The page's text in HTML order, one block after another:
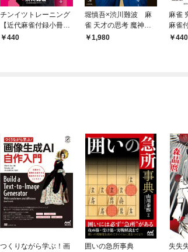
チンイツトレーニング
【近代麻雀付録小冊子
シリーズ】
440
堀慎吾×渋川難波 麻
雀 天才の思考 魔神の
選択1,980
麻雀
麻雀
ズ】440
つくりながら学ぶ！画
囲いの急所事典 失失